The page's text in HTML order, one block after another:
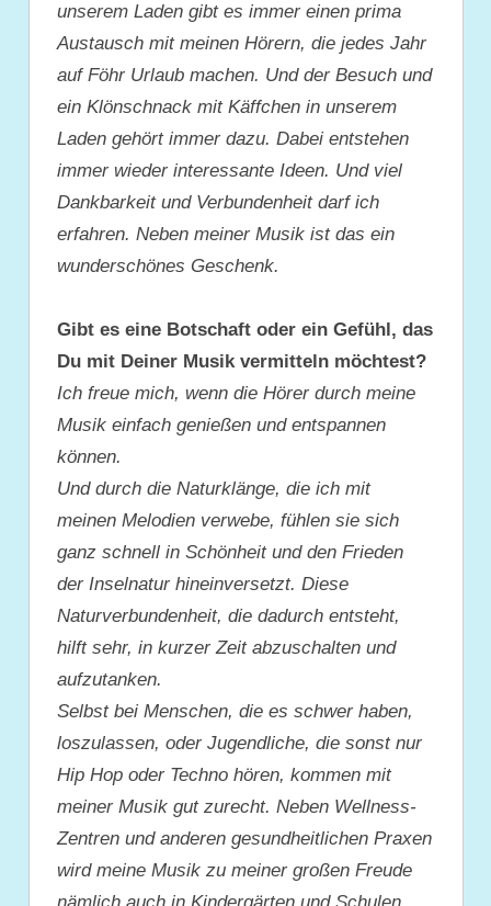
unserem Laden gibt es immer einen prima
Austausch mit meinen Hörern, die jedes Jahr
auf Föhr Urlaub machen. Und der Besuch und
ein Klönschnack mit Käffchen in unserem
Laden gehört immer dazu. Dabei entstehen
immer wieder interessante Ideen. Und viel
Dankbarkeit und Verbundenheit darf ich
erfahren. Neben meiner Musik ist das ein
wunderschönes Geschenk.
Gibt es eine Botschaft oder ein Gefühl, das
Du mit Deiner Musik vermitteln möchtest?
Ich freue mich, wenn die Hörer durch meine
Musik einfach genießen und entspannen
können.
Und durch die Naturklänge, die ich mit
meinen Melodien verwebe, fühlen sie sich
ganz schnell in Schönheit und den Frieden
der Inselnatur hineinversetzt. Diese
Naturverbundenheit, die dadurch entsteht,
hilft sehr, in kurzer Zeit abzuschalten und
aufzutanken.
Selbst bei Menschen, die es schwer haben,
loszulassen, oder Jugendliche, die sonst nur
Hip Hop oder Techno hören, kommen mit
meiner Musik gut zurecht. Neben Wellness-
Zentren und anderen gesundheitlichen Praxen
wird meine Musik zu meiner großen Freude